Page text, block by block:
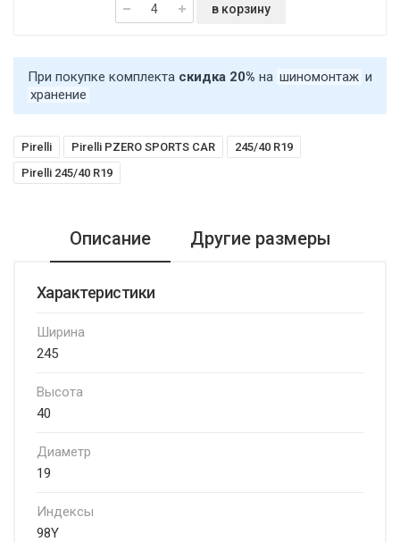
в корзину
При покупке комплекта скидка 20% на шиномонтаж и
хранение
Pirelli Pirelli PZERO SPORTS CAR
245/40 R19
Pirelli 245/40 R19
Описание Другие размеры
Характеристики
Ширина
245
Высота
40
Диаметр
19
Индексы
98Y